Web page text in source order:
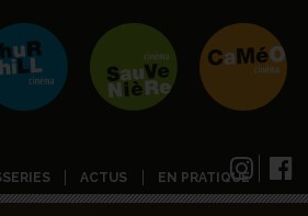
ACTUS EN PRATIQUE